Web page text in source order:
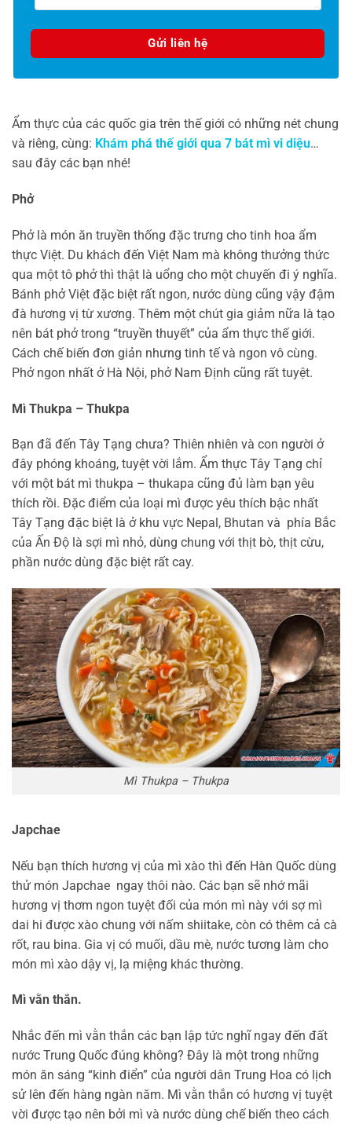
Ẩm thực của các quốc gia trên thế giới có những nét chung
và riêng, cùng: Khám phá thế giới qua 7 bát mì vi diệu…
sau đây các bạn nhé!
Phở
Phở là món ăn truyền thống đặc trưng cho tinh hoa ẩm
thực Việt. Du khách đến Việt Nam mà không thưởng thức
qua một tô phở thì thật là uổng cho một chuyến đi ý nghĩa.
Bánh phở Việt đặc biệt rất ngon, nước dùng cũng vậy đậm
đà hương vị từ xương. Thêm một chút gia giảm nữa là tạo
nên bát phở trong “truyền thuyết” của ẩm thực thế giới.
Cách chế biến đơn giản nhưng tinh tế và ngon vô cùng.
Phở ngon nhất ở Hà Nội, phở Nam Định cũng rất tuyệt.
Mì Thukpa – Thukpa
Bạn đã đến Tây Tạng chưa? Thiên nhiên và con người ở
đây phóng khoáng, tuyệt vời lắm. Ẩm thực Tây Tạng chỉ
với một bát mì thukpa – thukapa cũng đủ làm bạn yêu
thích rồi. Đặc điểm của loại mì được yêu thích bậc nhất
Tây Tạng đặc biệt là ở khu vực Nepal, Bhutan và phía Bắc
của Ấn Độ là sợi mì nhỏ, dùng chung với thịt bò, thịt cừu,
phần nước dùng đặc biệt rất cay.
Mì Thukpa – Thukpa
Japchae
Nếu bạn thích hương vị của mì xào thì đến Hàn Quốc dùng
thử món Japchae ngay thôi nào. Các bạn sẽ nhớ mãi
hương vị thơm ngon tuyệt đối của món mì này với sợ mì
dai hi được xào chung với nấm shiitake, còn có thêm cả cà
rốt, rau bina. Gia vị có muối, dầu mè, nước tương làm cho
món mì xào dậy vị, lạ miệng khác thường.
Mì vằn thắn.
Nhắc đến mì vằn thắn các bạn lập tức nghĩ ngay đến đất
nước Trung Quốc đúng không? Đây là một trong những
món ăn sáng “kinh điển” của người dân Trung Hoa có lịch
sử lên đến hàng ngàn năm. Mì vằn thắn có hương vị tuyệt
vời được tạo nên bởi mì và nước dùng chế biến theo cách